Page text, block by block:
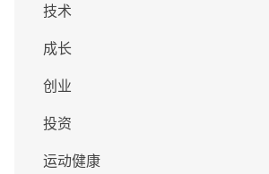
技术
成长
创业
投资
运动健康